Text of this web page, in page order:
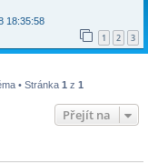
18:35:58
1 2 3
• Stránka 1 z 1
Přejít na